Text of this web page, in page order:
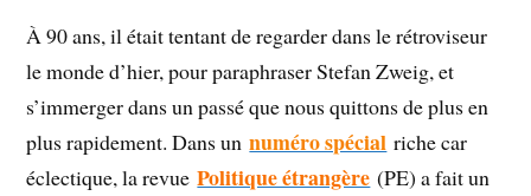
À 90 ans, il était tentant de regarder dans le rétroviseur
le monde d’hier, pour paraphraser Stefan Zweig, et
s’immerger dans un passé que nous quittons de plus en
plus rapidement. Dans unnuméro spécial riche car
éclectique, la revuePolitique étrangère (PE) a fait un